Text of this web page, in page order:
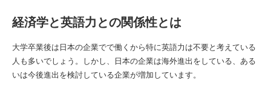
経済学と英語力との関係性とは
大学卒業後は日本の企業でで働くから特に英語力は不要と考えている
人も多いでしょう。しかし、日本の企業は海外進出をしている、ある
いは今後進出を検討している企業が増加しています。